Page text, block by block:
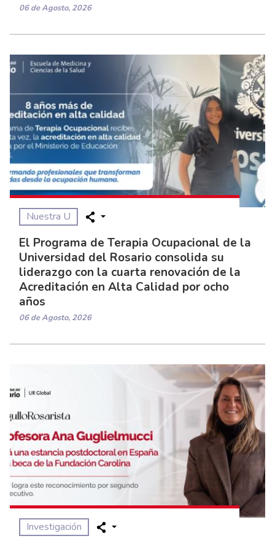
06 de Agosto, 2026
Nuestra U
El Programa de Terapia Ocupacional de la
Universidad del Rosario consolida su
liderazgo con la cuarta renovación de la
Acreditación en Alta Calidad por ocho
años
06 de Agosto, 2026
Investigación